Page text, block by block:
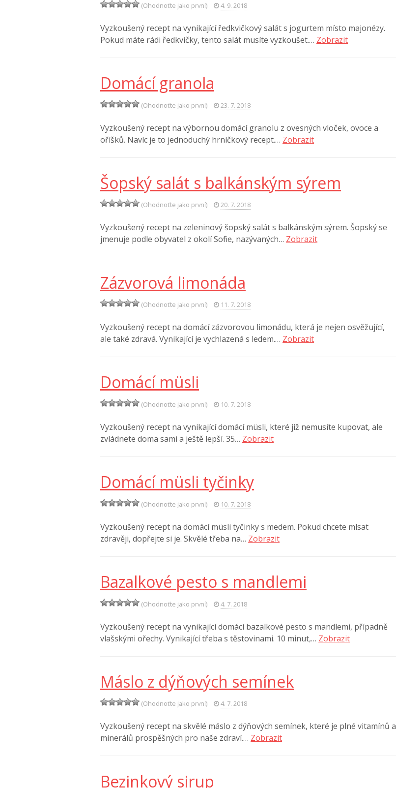
(Ohodnoťte jako první) 4. 9. 2018
Vyzkoušený recept na vynikající ředkvičkový salát s jogurtem místo majonézy.
Pokud máte rádi ředkvičky, tento salát musíte vyzkoušet.… Zobrazit
Domácí granola
(Ohodnoťte jako první) 23. 7. 2018
Vyzkoušený recept na výbornou domácí granolu z ovesných vloček, ovoce a
oříšků. Navíc je to jednoduchý hrníčkový recept.… Zobrazit
Šopský salát s balkánským sýrem
(Ohodnoťte jako první) 20. 7. 2018
Vyzkoušený recept na zeleninový šopský salát s balkánským sýrem. Šopský se
jmenuje podle obyvatel z okolí Sofie, nazývaných… Zobrazit
Zázvorová limonáda
(Ohodnoťte jako první) 11. 7. 2018
Vyzkoušený recept na domácí zázvorovou limonádu, která je nejen osvěžující,
ale také zdravá. Vynikající je vychlazená s ledem.… Zobrazit
Domácí müsli
(Ohodnoťte jako první) 10. 7. 2018
Vyzkoušený recept na vynikající domácí müsli, které již nemusíte kupovat, ale
zvládnete doma sami a ještě lepší. 35… Zobrazit
Domácí müsli tyčinky
(Ohodnoťte jako první) 10. 7. 2018
Vyzkoušený recept na domácí müsli tyčinky s medem. Pokud chcete mlsat
zdravěji, dopřejte si je. Skvělé třeba na… Zobrazit
Bazalkové pesto s mandlemi
(Ohodnoťte jako první) 4. 7. 2018
Vyzkoušený recept na vynikající domácí bazalkové pesto s mandlemi, případně
vlašskými ořechy. Vynikající třeba s těstovinami. 10 minut,… Zobrazit
Máslo z dýňových semínek
(Ohodnoťte jako první) 4. 7. 2018
Vyzkoušený recept na skvělé máslo z dýňových semínek, které je plné vitamínů a
minerálů prospěšných pro naše zdraví.… Zobrazit
Bezinkový sirup